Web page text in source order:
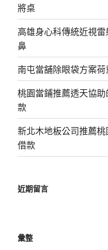
將桌
高雄身心科傳統近視
鼻
南屯當舖除眼袋方案
桃園當鋪推薦透天協
款
新北木地板公司推薦
借款
近期留言
彙整